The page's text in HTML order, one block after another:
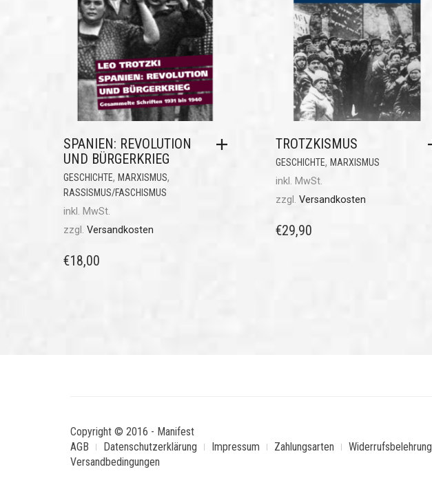
SPANIEN: REVOLUTION
UND BÜRGERKRIEG
GESCHICHTE, MARXISMUS,
RASSISMUS/FASCHISMUS
inkl. MwSt.
zzgl. Versandkosten
€18,00
TROTZKISMUS
GESCHICHTE, MARXISMUS
inkl. MwSt.
zzgl. Versandkosten
€29,90
Copyright © 2016 - Manifest
AGB
Datenschutzerklärung Impressum Zahlungsarten
Widerrufsbelehrung
Versandbedingungen